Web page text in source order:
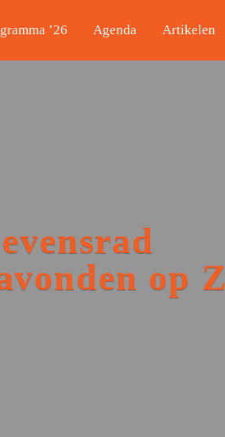
’26 Agenda Artikelen
op